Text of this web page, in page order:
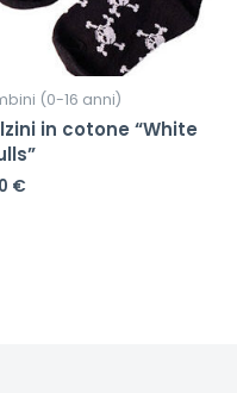
(0-16 anni)
in cotone “White
€